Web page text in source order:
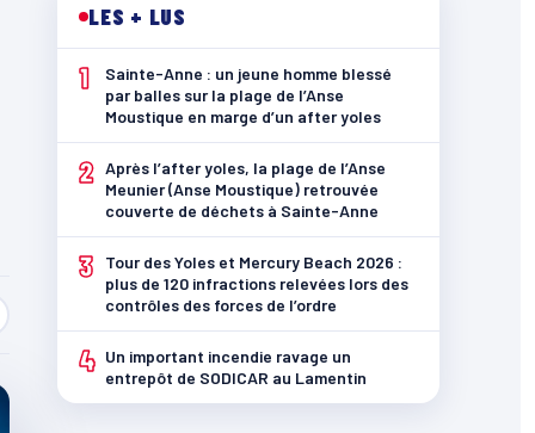
LES + LUS
1
Sainte-Anne : un jeune homme blessé
par balles sur la plage de l’Anse
Moustique en marge d’un after yoles
2 Après l’after yoles, la plage de l’Anse
Meunier (Anse Moustique) retrouvée
couverte de déchets à Sainte-Anne
3
Tour des Yoles et Mercury Beach 2026 :
plus de 120 infractions relevées lors des
contrôles des forces de l’ordre
4 Un important incendie ravage un
entrepôt de SODICAR au Lamentin